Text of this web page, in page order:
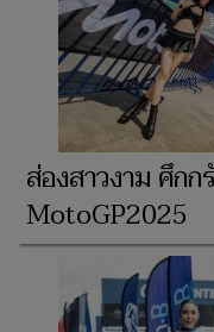
ส่องสาวงาม ศึก
MotoGP2025